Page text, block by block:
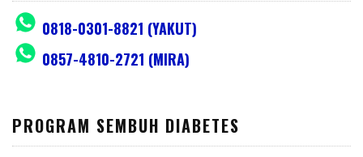
0818-0301-8821 (YAKUT)
0857-4810-2721 (MIRA)
PROGRAM SEMBUH DIABETES